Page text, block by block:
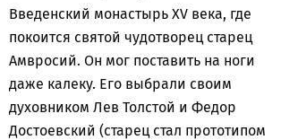
Введенский монастырь XV века, где
покоится святой чудотворец старец
Амвросий. Он мог поставить на ноги
даже калеку. Его выбрали своим
духовником Лев Толстой и Федор
Достоевский (старец стал прототипом